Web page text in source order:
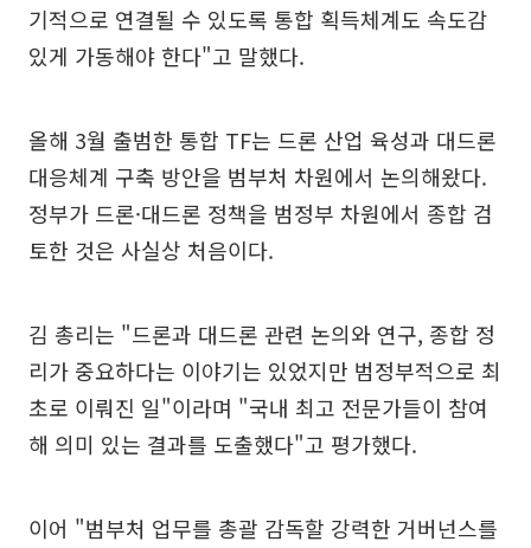
기적으로 연결될 수 있도록 통합 획득체계도 속도감
있게 가동해야 한다"고 말했다.
올해 3월 출범한 통합 TF는 드론 산업 육성과 대드론
대응체계 구축 방안을 범부처 차원에서 논의해왔다.
정부가 드론·대드론 정책을 범정부 차원에서 종합 검
토한 것은 사실상 처음이다.
김 총리는 "드론과 대드론 관련 논의와 연구, 종합 정
리가 중요하다는 이야기는 있었지만 범정부적으로 최
초로 이뤄진 일"이라며 "국내 최고 전문가들이 참여
해 의미 있는 결과를 도출했다"고 평가했다.
이어 "범부처 업무를 총괄 감독할 강력한 거버넌스를